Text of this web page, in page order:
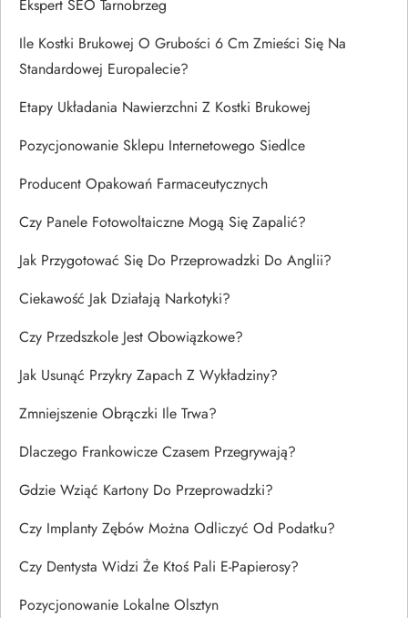
Ekspert SEO Tarnobrzeg
Ile Kostki Brukowej O Grubości 6 Cm Zmieści Się Na
Standardowej Europalecie?
Etapy Układania Nawierzchni Z Kostki Brukowej
Pozycjonowanie Sklepu Internetowego Siedlce
Producent Opakowań Farmaceutycznych
Czy Panele Fotowoltaiczne Mogą Się Zapalić?
Jak Przygotować Się Do Przeprowadzki Do Anglii?
Ciekawość Jak Działają Narkotyki?
Czy Przedszkole Jest Obowiązkowe?
Jak Usunąć Przykry Zapach Z Wykładziny?
Zmniejszenie Obrączki Ile Trwa?
Dlaczego Frankowicze Czasem Przegrywają?
Gdzie Wziąć Kartony Do Przeprowadzki?
Czy Implanty Zębów Można Odliczyć Od Podatku?
Czy Dentysta Widzi Że Ktoś Pali E-Papierosy?
Pozycjonowanie Lokalne Olsztyn